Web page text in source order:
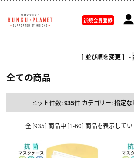
新規会員登録
[ 並び順を変更 ] -
全ての商品
ヒット件数:935件 カテゴリー:指定な
全 [935] 商品中 [1-60] 商品を表示してい